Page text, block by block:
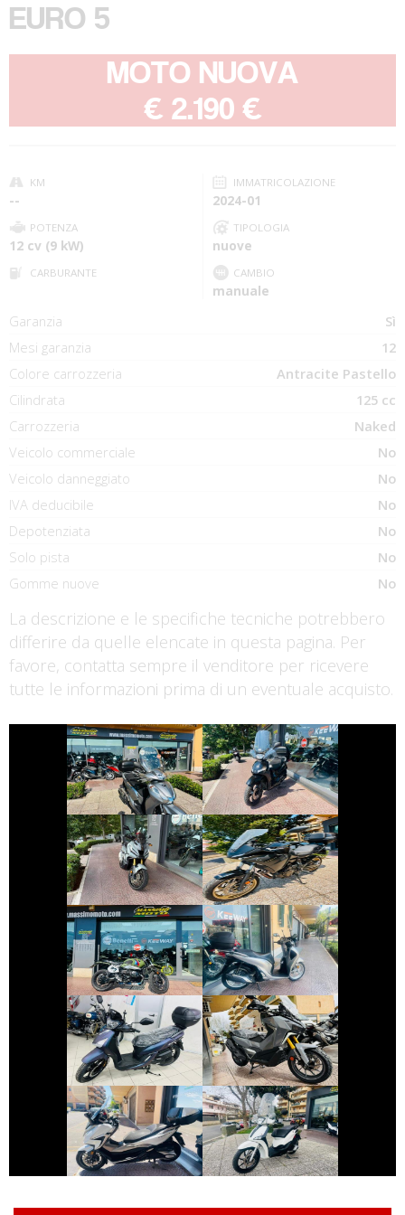
EURO 5
MOTO NUOVA
€ 2.190 €
KM
--
IMMATRICOLAZIONE
2024-01
POTENZA
12 cv (9 kW)
TIPOLOGIA
nuove
CARBURANTE CAMBIO
manuale
Garanzia
Sì
Mesi garanzia
12
Colore carrozzeria
Antracite Pastello
Cilindrata
125 cc
Carrozzeria
Naked
Veicolo commerciale
No
Veicolo danneggiato
No
IVA deducibile
No
Depotenziata
No
Solo pista
No
Gomme nuove
No
La descrizione e le specifiche tecniche potrebbero
differire da quelle elencate in questa pagina. Per
favore, contatta sempre il venditore per ricevere
tutte le informazioni prima di un eventuale acquisto.
HONDA SH PEUGEOT TWEET
HONDA X-ADV
€ 8.990 €
YAMAHA
TRACER
€ 7.990 €
BMW R-NINET
€ 10.490 €
HONDA SH
€ 2.290 €
SYM SYMPHONY
€ 2.490 €
SYM ADX-400
€ 6.990 €
HONDA FORZA-
350
€ 4.250 €
PIAGGIO LIBERTY
€ 2.350 €